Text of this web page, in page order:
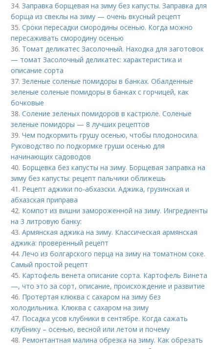
34.Заправка борщевая на зиму без капусты. Заправка для
борща из свеклы на зиму — очень вкусный рецепт
35.Сроки пересадки смородины осенью. Когда можно
пересаживать смородину осенью
36. Томат деликатес Засолочный. Находка для заготовок
— томат Засолочный деликатес: характеристика и
описание сорта
37.Зеленые соленые помидоры в банках. Обалденные
зеленые соленые помидоры в банках с горчицей, как
бочковые
38.Соление зеленых помидоров в кастрюле. Соленые
зеленые помидоры — 8 лучших рецептов
39.Чем подкормить грушу осенью, чтобы плодоносила.
Руководство по подкормке груши осенью для
начинающих садоводов
40. Борщевка без капусты на зиму. Борщевая заправка на
зиму без капусты: рецепт пальчики оближешь
41. Рецепт аджики по-абхазски. Аджика, грузинская и
абхазская приправа
42. Компот из вишни замороженной на зиму. Ингредиенты
на 3 литровую банку:
43.Армянская аджика на зиму. Классическая армянская
аджика: проверенный рецепт
44. Лечо из болгарского перца на зиму на томатном соке.
Самый простой рецепт
45. Картофель венета описание сорта. Картофель Винета
—, что это за сорт, описание, происхождение и развитие
46. Протертая клюква с сахаром на зиму без
холодильника. Клюква с сахаром на зиму
47. Посадка усов клубники в сентябре. Когда сажать
клубнику – осенью, весной или летом и почему
48. Ремонтантная малина обрезка на зиму. Как обрезать